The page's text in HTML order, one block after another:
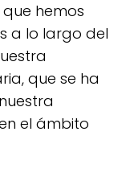
hemos
a lo largo del
que se ha
el ámbito